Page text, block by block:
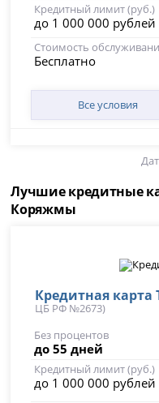
Кредитный лимит (руб.)
до 1 000 000 рублей
Стоимость
Бесплатно
Все условия
Лучшие кредитные
Коряжмы
Кредитная карта
ЦБ РФ №2673)
Без процентов
до 55 дней
Кредитный лимит (руб.)
до 1 000 000 рублей